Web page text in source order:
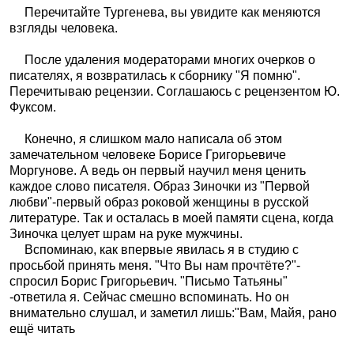
Перечитайте Тургенева, вы увидите как меняются
взгляды человека.
После удаления модераторами многих очерков о
писателях, я возвратилась к сборнику "Я помню".
Перечитываю рецензии. Соглашаюсь с рецензентом Ю.
Фуксом.
Конечно, я слишком мало написала об этом
замечательном человеке Борисе Григорьевиче
Моргунове. А ведь он первый научил меня ценить
каждое слово писателя. Образ Зиночки из "Первой
любви"-первый образ роковой женщины в русской
литературе. Так и осталась в моей памяти сцена, когда
Зиночка целует шрам на руке мужчины.
Вспоминаю, как впервые явилась я в студию с
просьбой принять меня. "Что Вы нам прочтёте?"-
спросил Борис Григорьевич. "Письмо Татьяны"
-ответила я. Сейчас смешно вспоминать. Но он
внимательно слушал, и заметил лишь:"Вам, Майя, рано
ещё читать